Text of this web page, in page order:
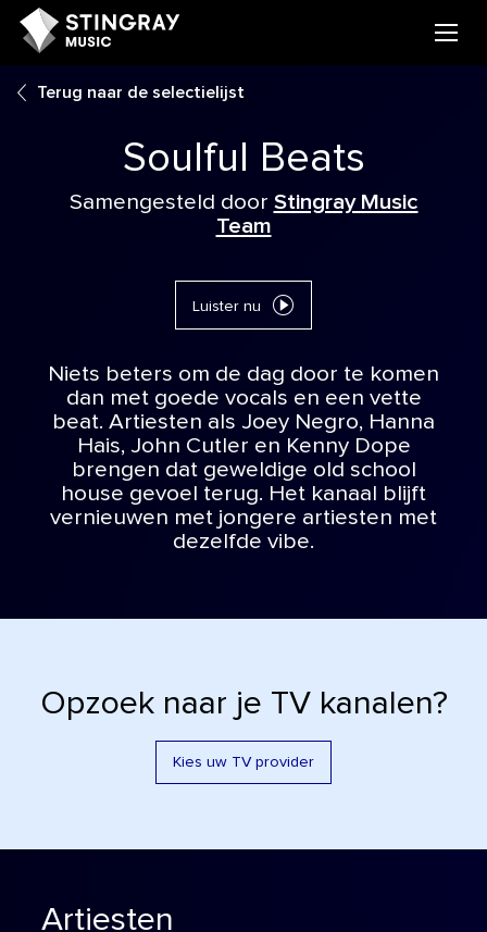
Terug naar de selectielijst
Soulful Beats
Samengesteld door Stingray Music
Team
Luister nu
Niets beters om de dag door te komen
dan met goede vocals en een vette
beat. Artiesten als Joey Negro, Hanna
Hais, John Cutler en Kenny Dope
brengen dat geweldige old school
house gevoel terug. Het kanaal blijft
vernieuwen met jongere artiesten met
dezelfde vibe.
Opzoek naar je TV kanalen?
Kies uw TV provider
Artiesten